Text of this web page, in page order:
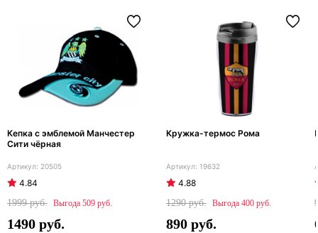
Кепка с эмблемой Манчестер
Сити чёрная
20505
4.84
1999
509
1490
Кружка-термос Рома
19632
4.88
1290
400
890